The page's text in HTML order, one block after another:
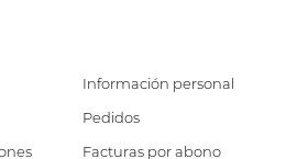
Información personal
Pedidos
Facturas por abono